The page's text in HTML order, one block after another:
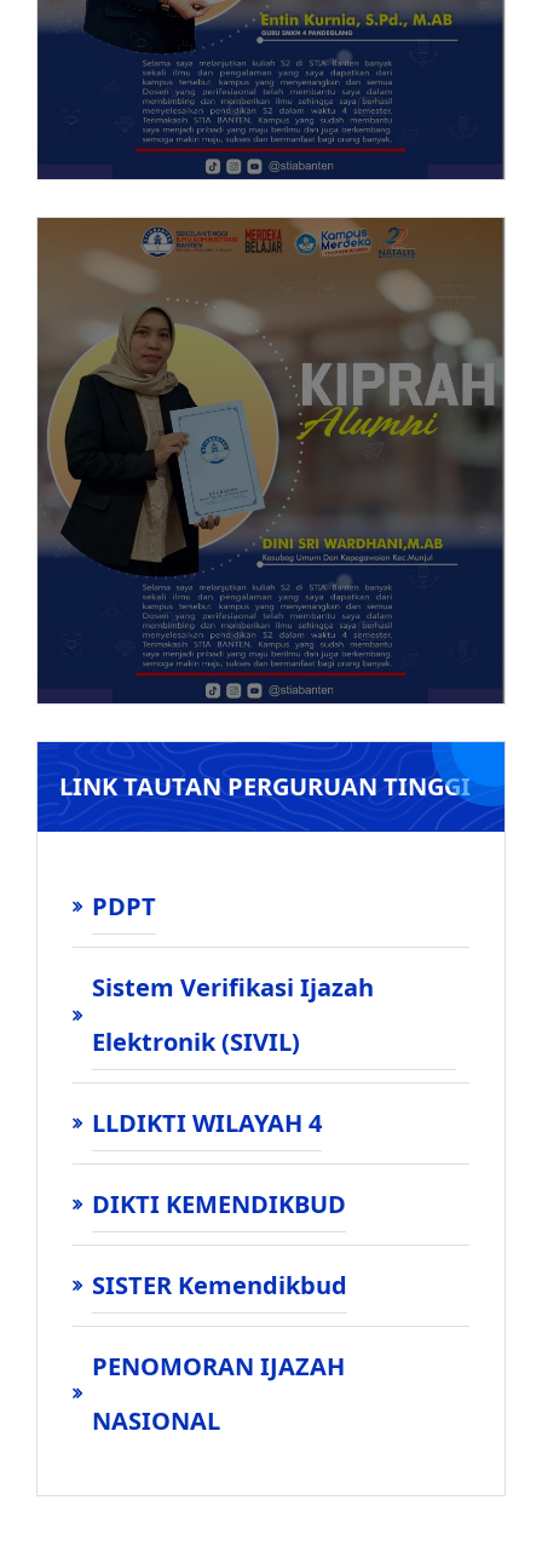
LINK TAUTAN PERGURUAN TINGGI
PDPT
Sistem Verifikasi Ijazah
Elektronik (SIVIL)
LLDIKTI WILAYAH 4
DIKTI KEMENDIKBUD
SISTER Kemendikbud
PENOMORAN IJAZAH
NASIONAL